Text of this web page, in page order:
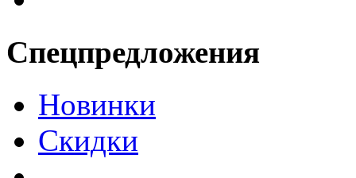
Спецпредложения
Новинки
Скидки